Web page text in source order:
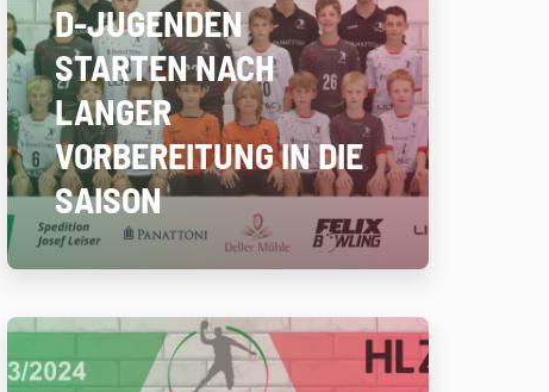
D-JUGENDEN
STARTEN NACH
LANGER
VORBEREITUNG IN DIE
SAISON